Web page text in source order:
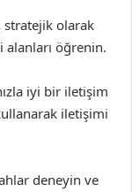
stratejik olarak
öğrenin.
iyi bir iletişim
iletişimi
deneyin ve